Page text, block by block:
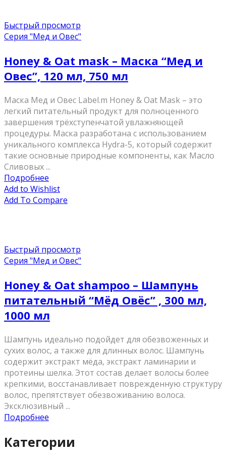
Быстрый просмотр
Серия "Мед и Овес"
Honey & Oat mask – Маска “Мед и
Овес”, 120 мл, 750 мл
Маска Мед и Овес Label.m Honey & Oat Mask – это
легкий питательный продукт для полноценного
завершения трёхступенчатой увлажняющей
процедуры. Маска разработана с использованием
уникального комплекса Hydra-5, который содержит
такие основные природные компоненты, как Масло
Сливовых ...
Подробнее
Add to Wishlist
Add To Compare
Быстрый просмотр
Серия "Мед и Овес"
Honey & Oat shampoo – Шампунь
питательный “Мёд Овёс” , 300 мл,
1000 мл
Шампунь идеально подойдет для обезвоженных и
сухих волос, а также для длинных волос. Шампунь
содержит экстракт мёда, экстракт ламинарии и
протеины шелка. Этот состав делает волосы более
крепкими, восстанавливает поврежденную структуру
волос, препятствует обезвоживанию волоса.
Эксклюзивный ...
Подробнее
Категории